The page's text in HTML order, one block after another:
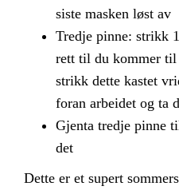
siste masken løst av
Tredje pinne: strikk
rett til du kommer til
strikk dette kastet
foran arbeidet og ta
Gjenta tredje pinne
det
Dette er et supert